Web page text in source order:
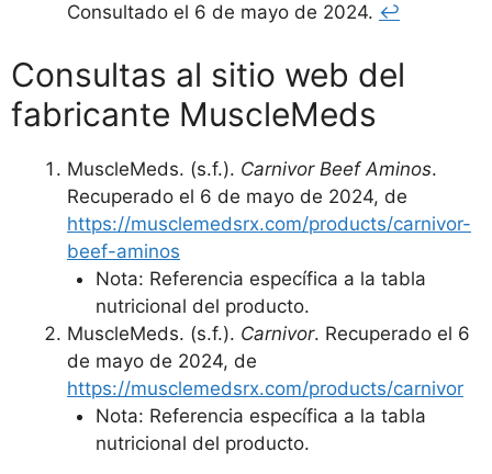
Consultado el 6 de mayo de 2024. ↩︎
Consultas al sitio web del
fabricante MuscleMeds
MuscleMeds. (s.f.). Carnivor Beef Aminos.
Recuperado el 6 de mayo de 2024, de
https://musclemedsrx.com/products/carnivor-
beef-aminos
Nota: Referencia específica a la tabla
nutricional del producto.
MuscleMeds. (s.f.). Carnivor. Recuperado el 6
de mayo de 2024, de
https://musclemedsrx.com/products/carnivor
Nota: Referencia específica a la tabla
nutricional del producto.